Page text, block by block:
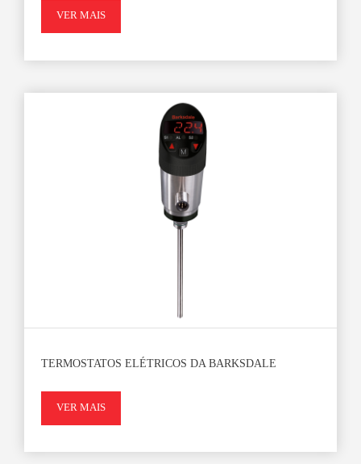
VER MAIS
TERMOSTATOS ELÉTRICOS DA BARKSDALE
VER MAIS